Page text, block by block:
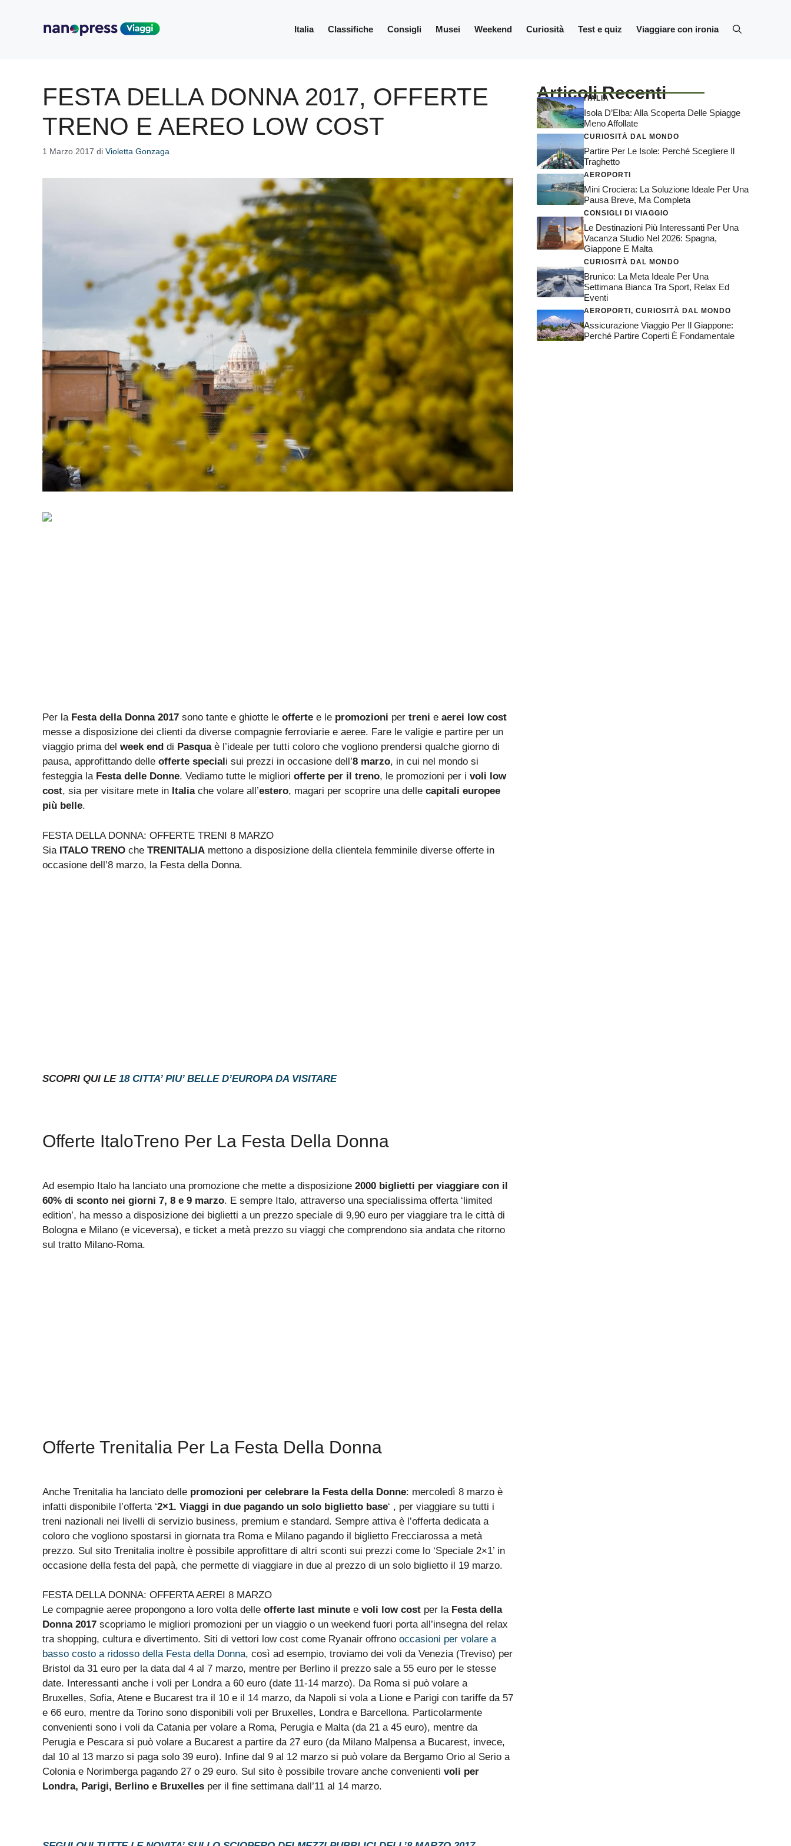
Italia Classifiche Consigli Musei Weekend Curiosità Test e quiz Viaggiare con ironia
FESTA DELLA DONNA 2017, OFFERTE
TRENO E AEREO LOW COST
1 Marzo 2017 di Violetta Gonzaga
Per la Festa della Donna 2017 sono tante e ghiotte le offerte e le promozioni per treni e aerei low cost
messe a disposizione dei clienti da diverse compagnie ferroviarie e aeree. Fare le valigie e partire per un
viaggio prima del week end di Pasquaè l’ideale per tutti coloro che vogliono prendersi qualche giorno di
pausa, approfittando delle offerte special i sui prezzi in occasione dell’8 marzo, in cui nel mondo si
festeggia la Festa delle Donne. Vediamo tutte le migliori offerte per il treno, le promozioni per i voli low
cost, sia per visitare mete in Italiache volare all’estero, magari per scoprire una delle capitali europee
più belle.
FESTA DELLA DONNA: OFFERTE TRENI 8 MARZO
Sia ITALO TRENO che TRENITALIA mettono a disposizione della clientela femminile diverse offerte in
occasione dell’8 marzo, la Festa della Donna.
SCOPRI QUI LE 18 CITTA’ PIU’ BELLE D’EUROPA DA VISITARE
Offerte ItaloTreno Per La Festa Della Donna
Ad esempio Italo ha lanciato una promozione che mette a disposizione 2000 biglietti per viaggiare con il
60% di sconto nei giorni 7, 8 e 9 marzo. E sempre Italo, attraverso una specialissima offerta ‘limited
edition’, ha messo a disposizione dei biglietti a un prezzo speciale di 9,90 euro per viaggiare tra le città di
Bologna e Milano (e viceversa), e ticket a metà prezzo su viaggi che comprendono sia andata che ritorno
sul tratto Milano-Roma.
Offerte Trenitalia Per La Festa Della Donna
Anche Trenitalia ha lanciato delle promozioni per celebrare la Festa della Donne: mercoledì 8 marzo è
infatti disponibile l’offerta ‘2×1. Viaggi in due pagando un solo biglietto base‘ , per viaggiare su tutti i
treni nazionali nei livelli di servizio business, premium e standard. Sempre attiva è l’offerta dedicata a
coloro che vogliono spostarsi in giornata tra Roma e Milano pagando il biglietto Frecciarossa a metà
prezzo. Sul sito Trenitalia inoltre è possibile approfittare di altri sconti sui prezzi come lo ‘Speciale 2×1’ in
occasione della festa del papà, che permette di viaggiare in due al prezzo di un solo biglietto il 19 marzo.
FESTA DELLA DONNA: OFFERTA AEREI 8 MARZO
Le compagnie aeree propongono a loro volta delle offerte last minute e voli low cost per la Festa della
Donna 2017 scopriamo le migliori promozioni per un viaggio o un weekend fuori porta all’insegna del relax
tra shopping, cultura e divertimento. Siti di vettori low cost come Ryanair offrono occasioni per volare a
basso costo a ridosso della Festa della Donna, così ad esempio, troviamo dei voli da Venezia (Treviso) per
Bristol da 31 euro per la data dal 4 al 7 marzo, mentre per Berlino il prezzo sale a 55 euro per le stesse
date. Interessanti anche i voli per Londra a 60 euro (date 11-14 marzo). Da Roma si può volare a
Bruxelles, Sofia, Atene e Bucarest tra il 10 e il 14 marzo, da Napoli si vola a Lione e Parigi con tariffe da 57
e 66 euro, mentre da Torino sono disponibili voli per Bruxelles, Londra e Barcellona. Particolarmente
convenienti sono i voli da Catania per volare a Roma, Perugia e Malta (da 21 a 45 euro), mentre da
Perugia e Pescara si può volare a Bucarest a partire da 27 euro (da Milano Malpensa a Bucarest, invece,
dal 10 al 13 marzo si paga solo 39 euro). Infine dal 9 al 12 marzo si può volare da Bergamo Orio al Serio a
Colonia e Norimberga pagando 27 o 29 euro. Sul sito è possibile trovare anche convenienti voli per
Londra, Parigi, Berlino e Bruxelles per il fine settimana dall’11 al 14 marzo.
Articoli Recenti
ITALIA
Isola D’Elba: Alla Scoperta Delle Spiagge
Meno Affollate
CURIOSITÀ DAL MONDO
Partire Per Le Isole: Perché Scegliere Il
Traghetto
AEROPORTI
Mini Crociera: La Soluzione Ideale Per Una
Pausa Breve, Ma Completa
CONSIGLI DI VIAGGIO
Le Destinazioni Più Interessanti Per Una
Vacanza Studio Nel 2026: Spagna,
Giappone E Malta
CURIOSITÀ DAL MONDO
Brunico: La Meta Ideale Per Una
Settimana Bianca Tra Sport, Relax Ed
Eventi
AEROPORTI , CURIOSITÀ DAL MONDO
Assicurazione Viaggio Per Il Giappone:
Perché Partire Coperti È Fondamentale